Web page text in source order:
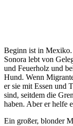
Beginn ist in
Sonora lebt von
und Feuerholz und
Hund. Wenn
er sie mit Essen und
sind, seitdem die
haben. Aber er helfe
Ein großer, blonder